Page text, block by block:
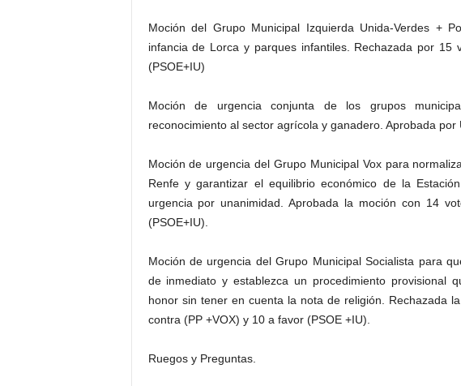
Moción del Grupo Municipal Izquierda Unida-Verdes +
infancia de Lorca y parques infantiles. Rechazada por 15
(PSOE+IU)
Moción de urgencia conjunta de los grupos
reconocimiento al sector agrícola y ganadero. Aprobada por
Moción de urgencia del Grupo Municipal Vox para
Renfe y garantizar el equilibrio económico de la
urgencia por unanimidad. Aprobada la moción con 14
(PSOE+IU).
Moción de urgencia del Grupo Municipal Socialista para
de inmediato y establezca un procedimiento provisional
honor sin tener en cuenta la nota de religión. Rechazada
contra (PP +VOX) y 10 a favor (PSOE +IU).
Ruegos y Preguntas.